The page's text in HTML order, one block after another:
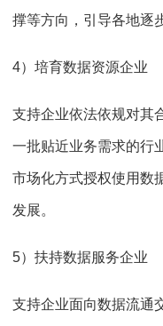
撑等方向，引导各地逐
4）培育数据资源企业
支持企业依法依规对其
一批贴近业务需求的行
市场化方式授权使用数
发展。
5）扶持数据服务企业
支持企业面向数据流通